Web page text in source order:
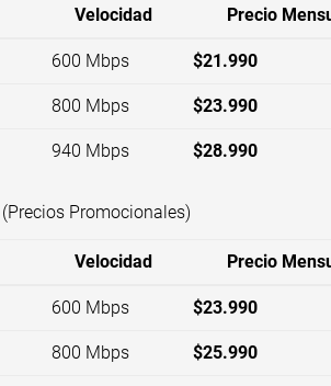
Velocidad Precio
600 Mbps $21.990
800 Mbps $23.990
940 Mbps $28.990
Promocionales)
Velocidad Precio
600 Mbps $23.990
800 Mbps $25.990